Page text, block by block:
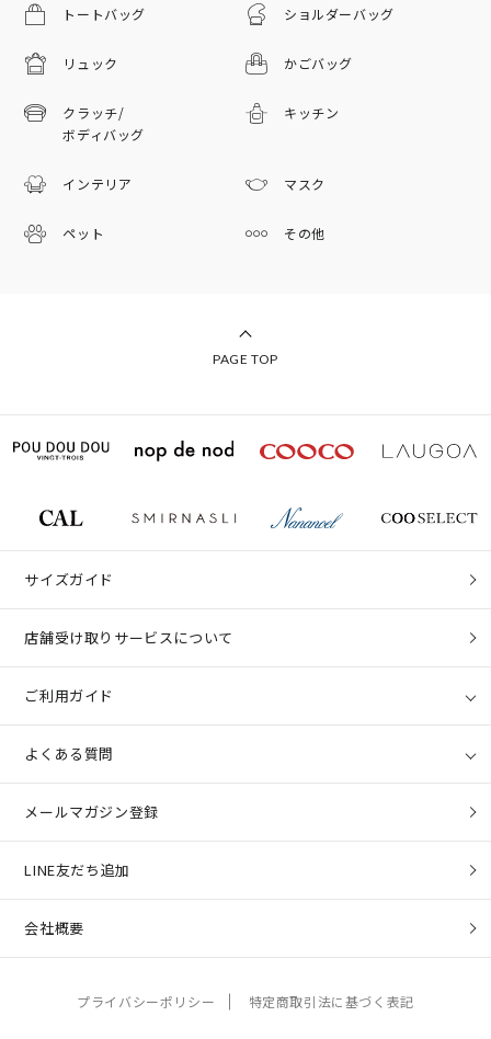
トートバッグ ショルダーバッグ
リュック かごバッグ
クラッチ/
ボディバッグ
キッチン
インテリア マスク
ペット その他
PAGE TOP
サイズガイド
店舗受け取りサービスについて
ご利用ガイド
よくある質問
メールマガジン登録
LINE友だち追加
会社概要
プライバシーポリシー 特定商取引法に基づく表記